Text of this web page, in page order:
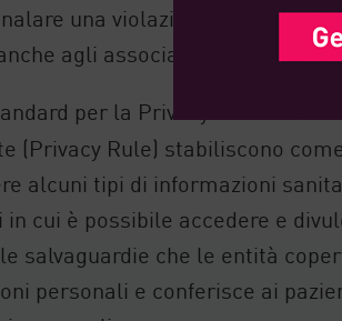
una violazione di PHI, e la
agli associati d'affari.
per la Privacy delle
(Privacy Rule) stabiliscono
alcuni tipi di informazioni
cui è possibile accedere e
salvaguardie che le entità
personali e conferisce ai